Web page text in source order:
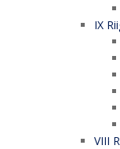
IX
VIII